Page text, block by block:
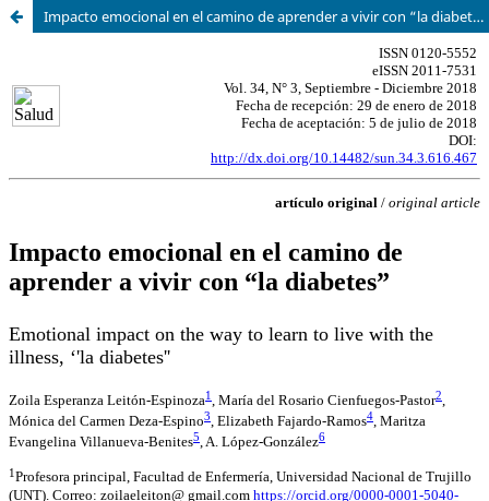
Impacto emocional en el camino de aprender a vivir con “la diabetes”